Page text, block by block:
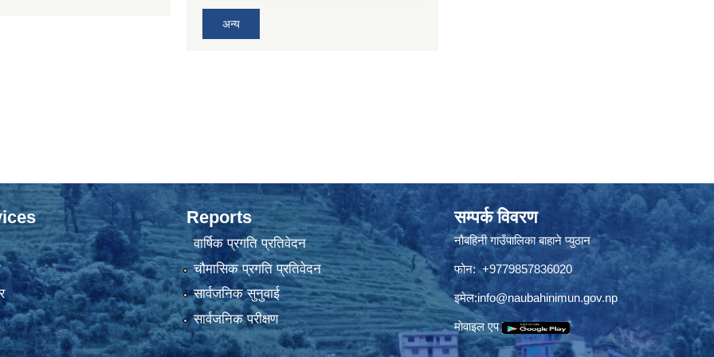
अन्य
Reports
वार्षिक प्रगति प्रतिवेदन
चौमासिक प्रगति प्रतिवेदन
सार्वजनिक सुनुवाई
सार्वजनिक परीक्षण
सम्पर्क विवरण
नौबहिनी गाउँपालिका बाहाने प्युठान
फोन: +9779857836020
इमेल:info@naubahinimun.gov.np
माेवाइल एप